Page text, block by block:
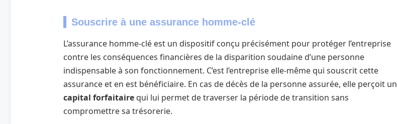
Souscrire à une assurance homme-clé
L’assurance homme-clé est un dispositif conçu précisément pour protéger l’entreprise
contre les conséquences financières de la disparition soudaine d’une personne
indispensable à son fonctionnement. C’est l’entreprise elle-même qui souscrit cette
assurance et en est bénéficiaire. En cas de décès de la personne assurée, elle perçoit un
capital forfaitaire qui lui permet de traverser la période de transition sans
compromettre sa trésorerie.